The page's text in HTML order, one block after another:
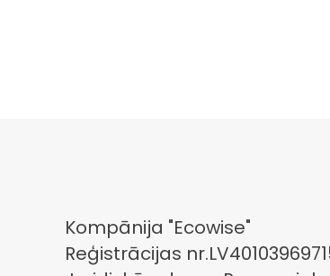
Kompānija "Ecowise"
Reģistrācijas